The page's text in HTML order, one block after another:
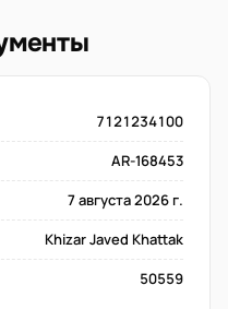
7121234100
AR-168453
7 августа 2026 г.
Khizar Javed Khattak
50559